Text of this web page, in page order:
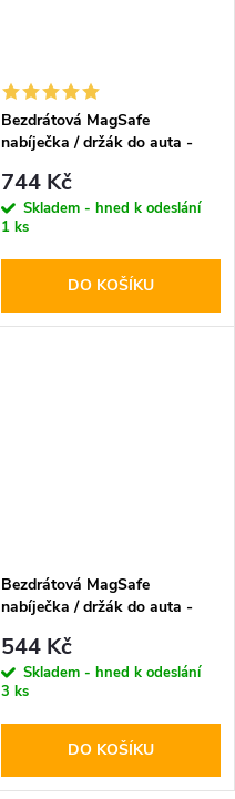
Bezdrátová MagSafe
nabíječka / držák do auta -
Dashboard & Vent
744 Kč
Skladem - hned k odeslání
1 ks
DO KOŠÍKU
Bezdrátová MagSafe
nabíječka / držák do auta -
Dashboard & Vent
544 Kč
Skladem - hned k odeslání
3 ks
DO KOŠÍKU